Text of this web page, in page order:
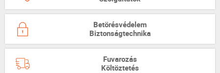
Betörésvédelem
Biztonságtechnika
Fuvarozás
Költöztetés